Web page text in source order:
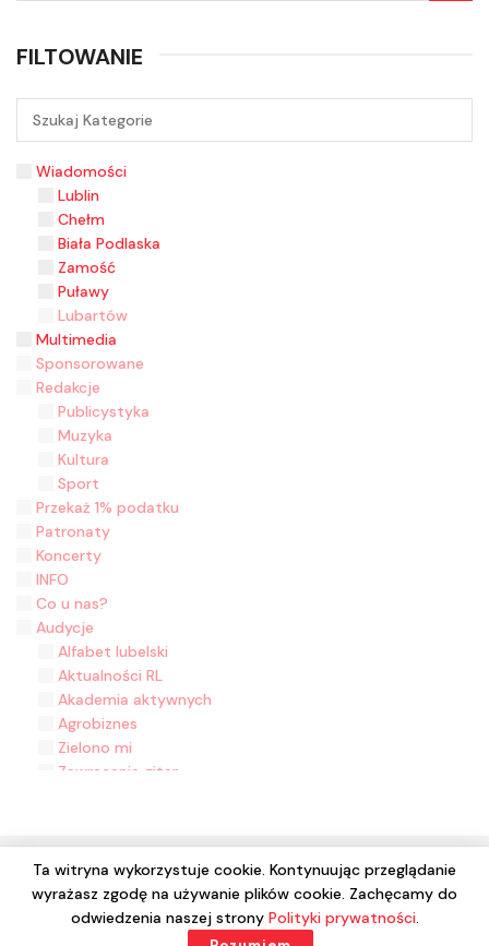
FILTOWANIE
Wiadomości
Lublin
Chełm
Biała Podlaska
Zamość
Puławy
Lubartów
Multimedia
Sponsorowane
Redakcje
Publicystyka
Muzyka
Kultura
Sport
Przekaż 1% podatku
Patronaty
Koncerty
INFO
Co u nas?
Audycje
Alfabet lubelski
Aktualności RL
Akademia aktywnych
Agrobiznes
Zielono mi
Zawracanie gitar
Z folklorem na ty
Wyjęte z kontekstu
Wydział Muzyki
Wieści z Ziemi Łukowskiej - 2020 rok
© 2024 Wszelkie prawa zastrzeżone. Radio Lublin S.A. w
likwidacji
Ta witryna wykorzystuje cookie. Kontynuując przeglądanie
wyrażasz zgodę na używanie plików cookie. Zachęcamy do
odwiedzenia naszej strony Polityki prywatności.